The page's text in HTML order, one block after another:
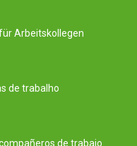
Arbeitskollegen
de trabalho
de trabajo